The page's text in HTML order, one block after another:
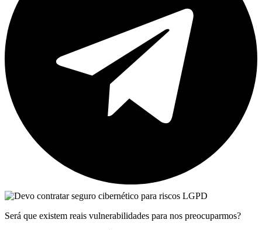
Será que existem reais vulnerabilidades para nos preocuparmos?